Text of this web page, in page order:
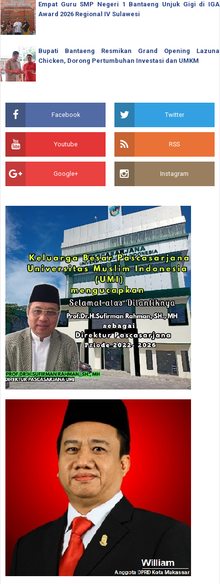
Empat Guru SMP Negeri 1 Bantaeng Unjuk Gigi di IGA
Award 2026 Regional IV Sulawesi
Bupati Bantaeng Resmikan Grand Opening Lazuna
Chicken, Dorong Pertumbuhan Investasi dan UMKM
Facebook Twitter
Youtube RSS
Google+ Instagram